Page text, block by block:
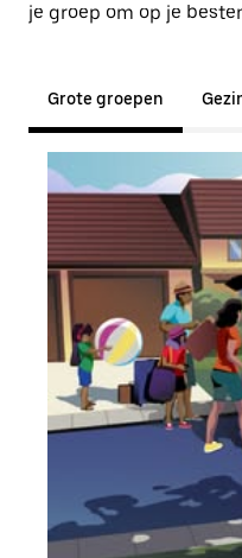
je groep om op je
Grote groepen